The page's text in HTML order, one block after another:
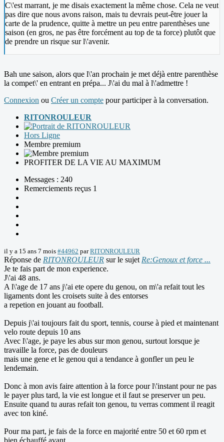
C\'est marrant, je me disais exactement la même chose. Cela ne veut
pas dire que nous avons raison, mais tu devrais peut-être jouer la
carte de la prudence, quitte à mettre un peu entre parenthèses une
saison (en gros, ne pas être forcément au top de ta force) plutôt que
de prendre un risque sur l\'avenir.
Bah une saison, alors que l\'an prochain je met déjà entre parenthèse
la compet\' en entrant en prépa... J\'ai du mal à l\'admettre !
Connexion ou Créer un compte pour participer à la conversation.
RITONROULEUR
Hors Ligne
Membre premium
PROFITER DE LA VIE AU MAXIMUM
Messages : 240
Remerciements reçus 1
il y a 15 ans 7 mois #44962 parRITONROULEUR
Réponse de RITONROULEUR sur le sujet Re:Genoux et force ...
Je te fais part de mon experience.
J\'ai 48 ans.
A l\'age de 17 ans j\'ai ete opere du genou, on m\'a refait tout les
ligaments dont les croisets suite à des entorses
a repetion en jouant au football.
Depuis j\'ai toujours fait du sport, tennis, course à pied et maintenant
velo route depuis 10 ans
Avec l\'age, je paye les abus sur mon genou, surtout lorsque je
travaille la force, pas de douleurs
mais une gene et le genou qui a tendance à gonfler un peu le
lendemain.
Donc à mon avis faire attention à la force pour l\'instant pour ne pas
le payer plus tard, la vie est longue et il faut se preserver un peu.
Ensuite quand tu auras refait ton genou, tu verras comment il reagit
avec ton kiné.
Pour ma part, je fais de la force en majorité entre 50 et 60 rpm et
bien échauffé avant.